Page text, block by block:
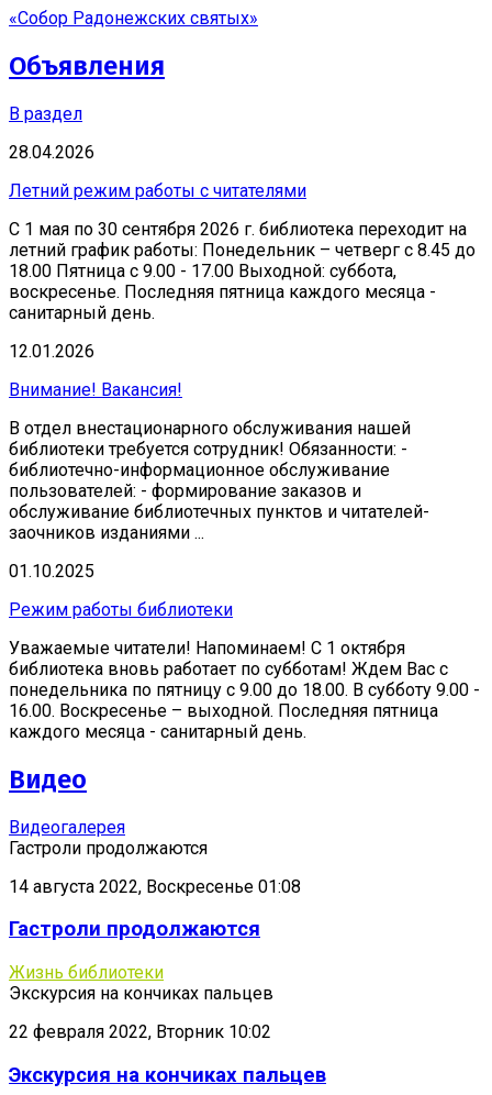
«Собор Радонежских святых»
Объявления
В раздел
28.04.2026
Летний режим работы с читателями
С 1 мая по 30 сентября 2026 г. библиотека переходит на
летний график работы: Понедельник – четверг с 8.45 до
18.00 Пятница с 9.00 - 17.00 Выходной: суббота,
воскресенье. Последняя пятница каждого месяца -
санитарный день.
12.01.2026
Внимание! Вакансия!
В отдел внестационарного обслуживания нашей
библиотеки требуется сотрудник! Обязанности: -
библиотечно-информационное обслуживание
пользователей: - формирование заказов и
обслуживание библиотечных пунктов и читателей-
заочников изданиями ...
01.10.2025
Режим работы библиотеки
Уважаемые читатели! Напоминаем! С 1 октября
библиотека вновь работает по субботам! Ждем Вас с
понедельника по пятницу с 9.00 до 18.00. В субботу 9.00 -
16.00. Воскресенье – выходной. Последняя пятница
каждого месяца - санитарный день.
Видео
Видеогалерея
Гастроли продолжаются
14 августа 2022, Воскресенье 01:08
Гастроли продолжаются
Жизнь библиотеки
Экскурсия на кончиках пальцев
22 февраля 2022, Вторник 10:02
Экскурсия на кончиках пальцев